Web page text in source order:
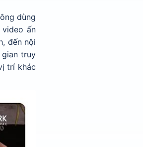
dùng
ấn
đến nội
truy
trí khác